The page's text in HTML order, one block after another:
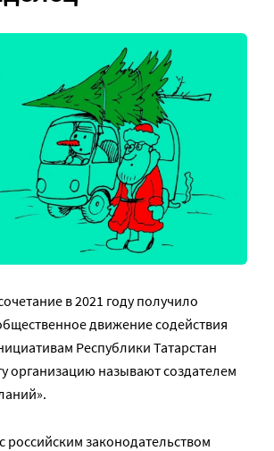
в 2021 году получило
движение содействия
Республики Татарстан
организацию называют создателем
российским законодательством